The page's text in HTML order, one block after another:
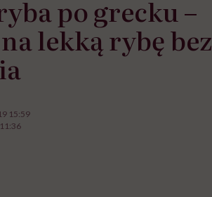
po grecku –
lekką rybę bez
15:59